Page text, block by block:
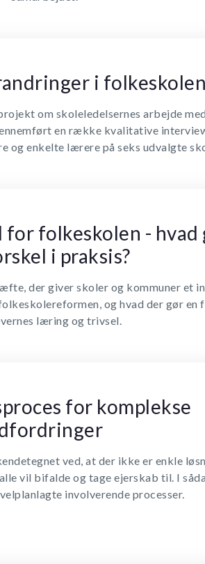
i folkeskolen
om skoleledelsernes arbejde
en række kvalitative
og enkelte lærere på seks udvalgte
folkeskolen - hvad
i praksis?
der giver skoler og kommuner et
og hvad der gør en
læring og trivsel.
for komplekse
ved, at der ikke er enkle
vil bifalde og tage ejerskab til. I
involverende processer.